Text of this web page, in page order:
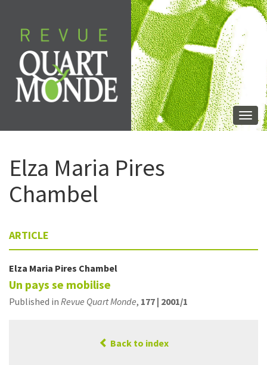
content
Elza Maria Pires
Chambel
ARTICLE
Elza Maria Pires Chambel
Un pays se mobilise
Published in Revue Quart Monde, 177 | 2001/1
Back to index